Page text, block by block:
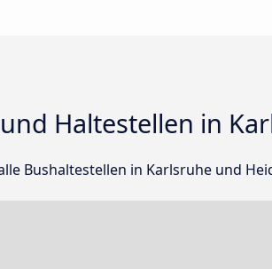
Haltestellen in
Bushaltestellen in Karlsruhe und